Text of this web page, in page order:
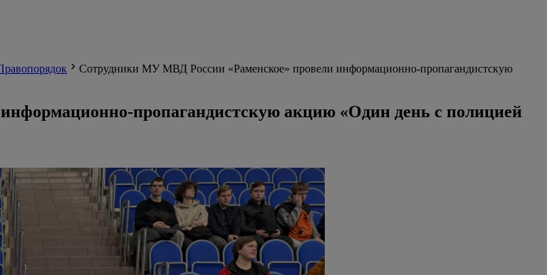
Сотрудники МУ МВД России «Раменское» провели информационно-пропагандистскую
пропагандистскую акцию «Один день с полицией